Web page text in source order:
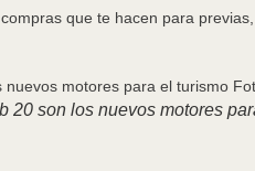
compras que te hacen para
son los nuevos motores